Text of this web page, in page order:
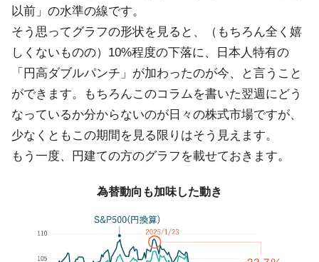
以前」の水準の線です。
そう思ってグラフの形状を見ると、（もちろん全く嬉
しくないものの）10%程度の下落に、日本人特有の
「円高ダブルパンチ」が加わったのが今、と言うこと
ができます。もちろんこのコラムを書いた翌週にどう
なっているか分からないのが日々の株式市場ですが、
少なくともこの期間を見る限りはそう見えます。
もう一度、円建ての方のグラフを載せておきます。
為替動向も加味した動き